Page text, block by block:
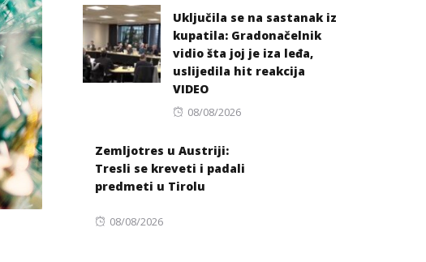
Uključila se na sastanak iz
kupatila: Gradonačelnik
vidio šta joj je iza leđa,
uslijedila hit reakcija
VIDEO
Posted
08/08/2026
Zemljotres u Austriji:
Tresli se kreveti i padali
predmeti u Tirolu
Posted
08/08/2026